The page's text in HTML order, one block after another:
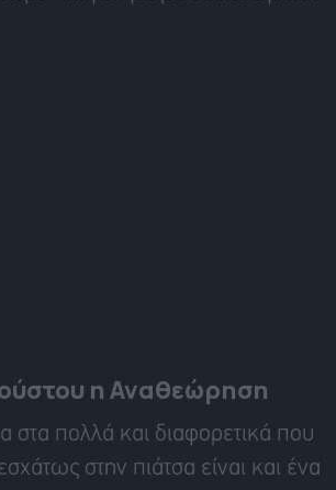
η Αναθεώρηση
στα πολλά και διαφορετικά που
στην πιάτσα είναι και ένα